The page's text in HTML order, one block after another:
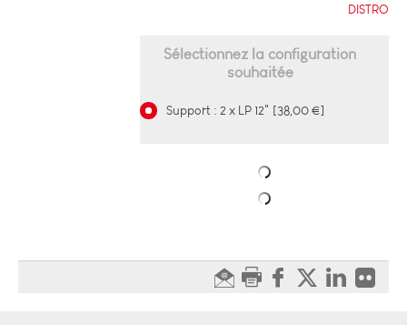
DISTRO
Sélectionnez la configuration
souhaitée
Support : 2 x LP 12" [38,00 €]